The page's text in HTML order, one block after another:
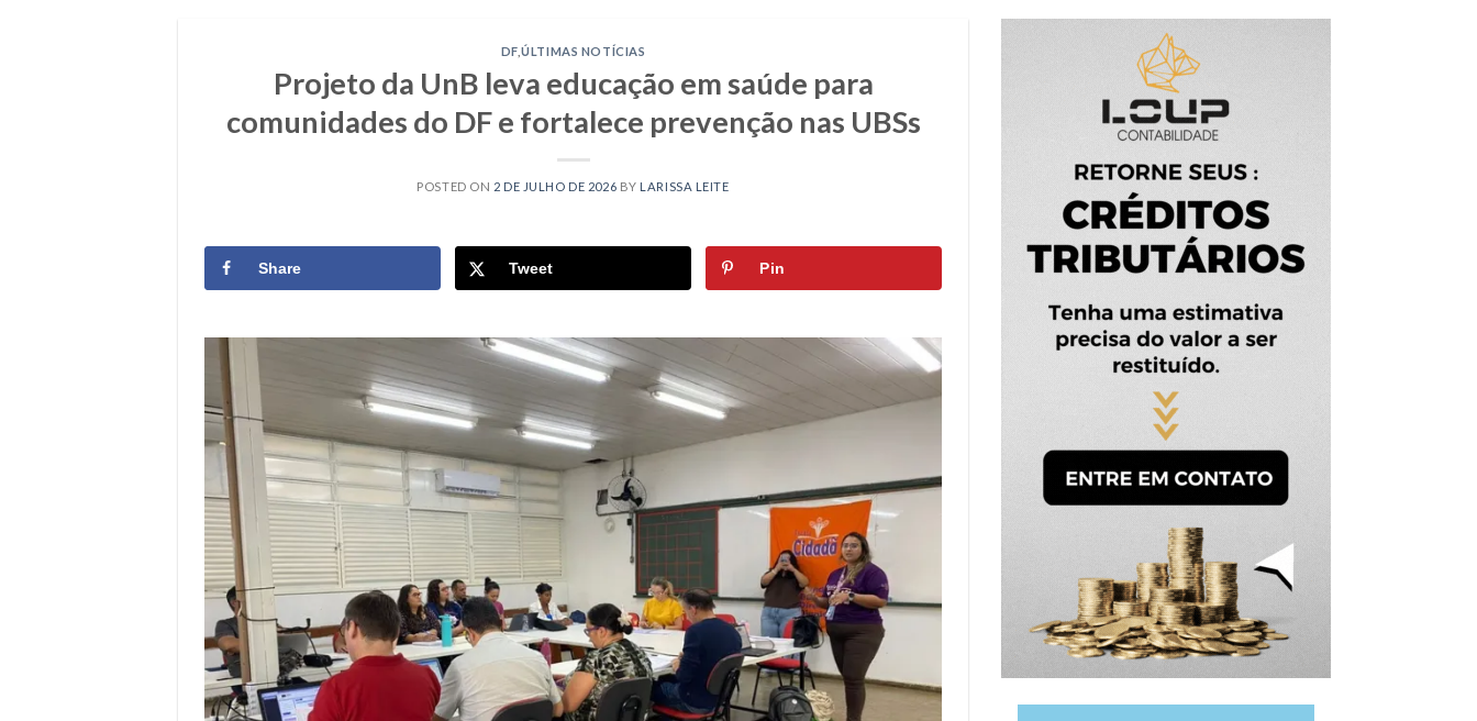
DF,ÚLTIMAS NOTÍCIAS
Projeto da UnB leva educação em saúde para
comunidades do DF e fortalece prevenção nas UBSs
POSTED ON 2 DE JULHO DE 2026 BY LARISSA LEITE
Share Tweet Pin